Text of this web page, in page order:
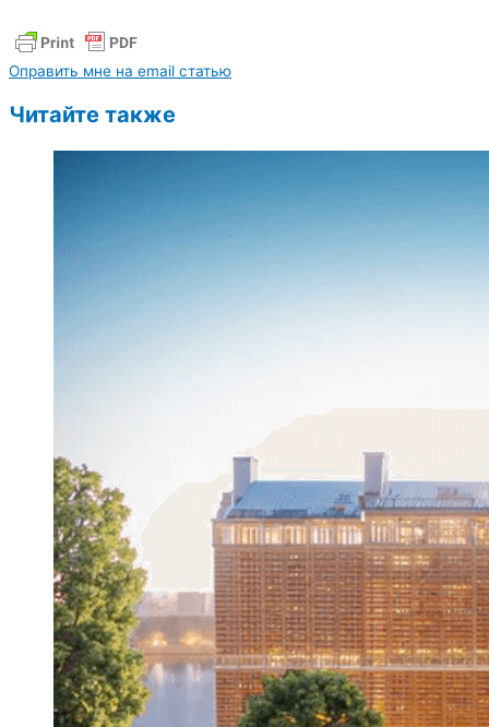
Оправить мне на email статью
Читайте также